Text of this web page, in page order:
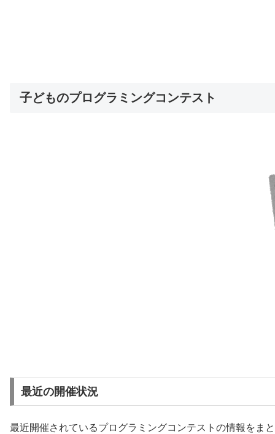
子どものプログラミングコンテスト
最近の開催状況
最近開催されているプログラミングコンテストの情報をま